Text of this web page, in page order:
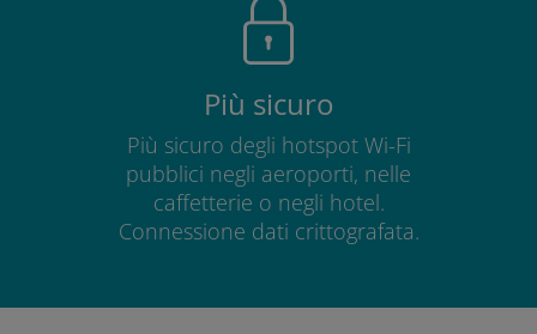
Più sicuro
Più sicuro degli hotspot Wi-Fi
pubblici negli aeroporti, nelle
caffetterie o negli hotel.
Connessione dati crittografata.